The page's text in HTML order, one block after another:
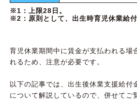
※1：上限28日。
※2：原則として、出生時育児休業給
育児休業期間中に賃金が支払われる場
れるため、注意が必要です。
以下の記事では、出生後休業支援給付
について解説しているので、併せてご